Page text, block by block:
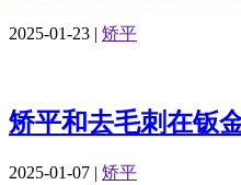
2025-01-23 | 矫平
矫平和去毛刺在钣
2025-01-07 | 矫平